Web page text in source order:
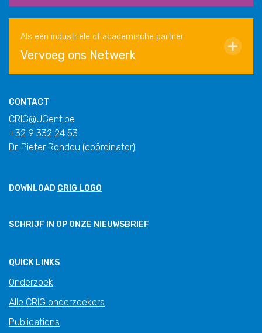
Als een industriële of academische partner
Vervoeg ons Netwerk
CONTACT
CRIG@UGent.be
+32 9 332 24 53
Dr. Pieter Rondou (coördinator)
DOWNLOAD CRIG LOGO
SCHRIJF IN OP ONZE NIEUWSBRIEF
QUICK LINKS
Onderzoek
Alle CRIG onderzoekers
Publications